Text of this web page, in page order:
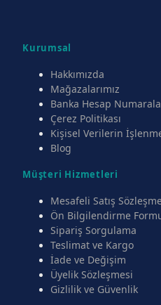
Kurumsal
Hakkımızda
Mağazalarımız
Banka Hesap
Çerez Politikası
Kişisel Verilerin
Blog
Müşteri Hizmetleri
Mesafeli Satış
Ön Bilgilendirme
Sipariş Sorgulama
Teslimat ve Kargo
İade ve Değişim
Üyelik Sözleşmesi
Gizlilik ve Güvenlik